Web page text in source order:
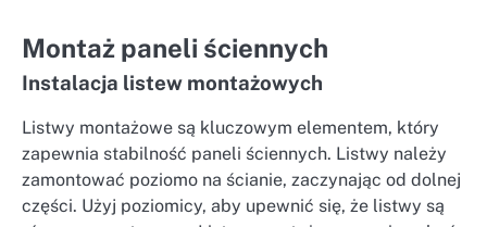
Montaż paneli ściennych
Instalacja listew montażowych
Listwy montażowe są kluczowym elementem, który
zapewnia stabilność paneli ściennych. Listwy należy
zamontować poziomo na ścianie, zaczynając od dolnej
części. Użyj poziomicy, aby upewnić się, że listwy są